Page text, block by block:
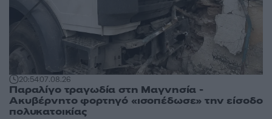
20:5407.08.26
Παραλίγο τραγωδία στη Μαγνησία -
Ακυβέρνητο φορτηγό «ισοπέδωσε» την είσοδο
πολυκατοικίας